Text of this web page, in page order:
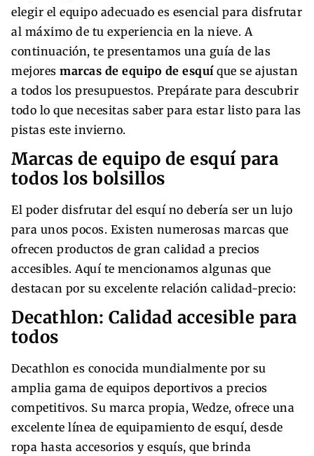
elegir el equipo adecuado es esencial para disfrutar
al máximo de tu experiencia en la nieve. A
continuación, te presentamos una guía de las
mejores marcas de equipo de esquíque se ajustan
a todos los presupuestos. Prepárate para descubrir
todo lo que necesitas saber para estar listo para las
pistas este invierno.
Marcas de equipo de esquí para
todos los bolsillos
El poder disfrutar del esquí no debería ser un lujo
para unos pocos. Existen numerosas marcas que
ofrecen productos de gran calidad a precios
accesibles. Aquí te mencionamos algunas que
destacan por su excelente relación calidad-precio:
Decathlon: Calidad accesible para
todos
Decathlon es conocida mundialmente por su
amplia gama de equipos deportivos a precios
competitivos. Su marca propia, Wedze, ofrece una
excelente línea de equipamiento de esquí, desde
ropa hasta accesorios y esquís, que brinda